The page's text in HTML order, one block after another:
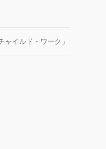
イルド・ワーク」